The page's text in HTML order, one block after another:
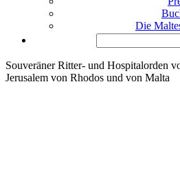
Die
Souveräner Ritter- und Hospitalorden
Jerusalem von Rhodos und von Malta